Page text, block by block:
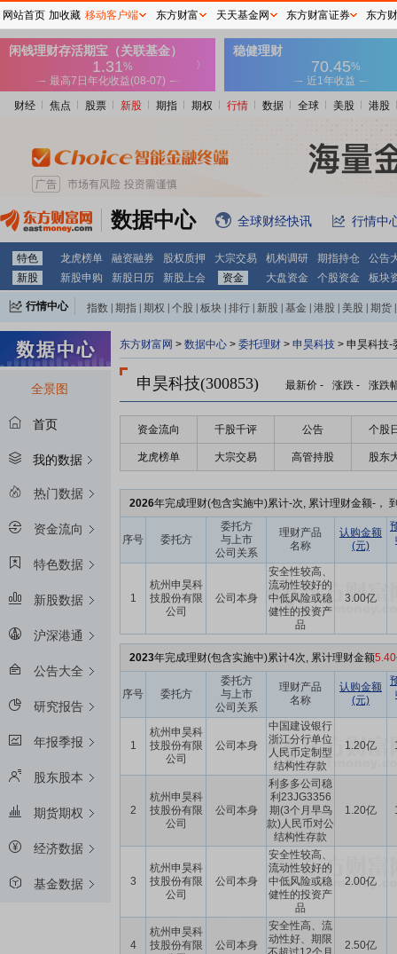
财经 焦点 股票 新股 期指 期权 行情 数据 全球 美股 港股
数据中心 全球财经快讯 行情中
特色 龙虎榜单 融资融券 股权质押 大宗交易 机构调研 期指持仓
公告
新股
新股申购 新股日历 新股上会 资金 大盘资金 个股资金 板块
行情中心 指数 期指 期权 个股 板块 排行 新股 基金 港股 美股 期货
全景图
首页
我的数据
热门数据
资金流向
特色数据
新股数据
沪深港通
公告大全
研究报告
年报季报
股东股本
期货期权
经济数据
基金数据
东方财富网 > 数据中心 > 委托理财 > 申昊科技 > 申昊科技-
申昊科技(300853) 最新价 - 涨跌 - 涨跌
资金流向 千股千评 公告 个股
龙虎榜单 大宗交易 高管持股 股东
2026年完成理财(包含实施中)累计-次, 累计理财金额-，
序号 委托方
委托方
与上市
公司关系
理财产品
名称
认购金额
(元)
1
杭州申昊科
技股份有限
公司
公司本身
安全性较高、
流动性较好的
中低风险或稳
健性的投资产
品
3.00亿
2023年完成理财(包含实施中)累计4次, 累计理财金额
序号 委托方
委托方
与上市
公司关系
理财产品
名称
认购金额
(元)
1
杭州申昊科
技股份有限
公司
公司本身
中国建设银行
浙江分行单位
人民币定制型
结构性存款
1.20亿
2
杭州申昊科
技股份有限
公司
公司本身
利多多公司稳
利23JG3356
期(3个月早鸟
款)人民币对公
结构性存款
1.20亿
3
杭州申昊科
技股份有限
公司
公司本身
安全性较高、
流动性较好的
中低风险或稳
健性的投资产
品
2.00亿
4
杭州申昊科
技股份有限
公司本身
安全性高、流
动性好、期限
2.50亿
网站首页 加收藏 移动客户端 东方财富 天天基金网 东方财富证券 东方